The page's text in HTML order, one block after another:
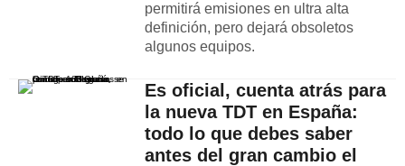
permitirá emisiones en ultra alta
definición, pero dejará obsoletos
algunos equipos.
Es oficial, cuenta atrás para
la nueva TDT en España:
todo lo que debes saber
antes del gran cambio el